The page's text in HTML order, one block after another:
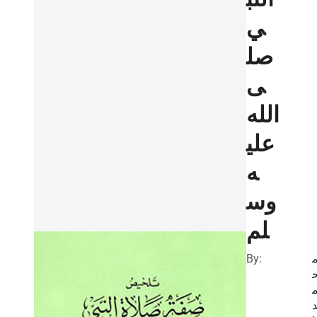
ي
صل
ى
الله
علي
ه
وس
لم
By:
د